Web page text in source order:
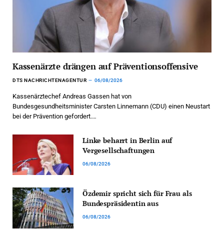
Kassenärzte drängen auf Präventionsoffensive
DTS NACHRICHTENAGENTUR 06/08/2026
Kassenärztechef Andreas Gassen hat von
Bundesgesundheitsminister Carsten Linnemann (CDU) einen Neustart
bei der Prävention gefordert.…
Linke beharrt in Berlin auf
Vergesellschaftungen
06/08/2026
Özdemir spricht sich für Frau als
Bundespräsidentin aus
06/08/2026